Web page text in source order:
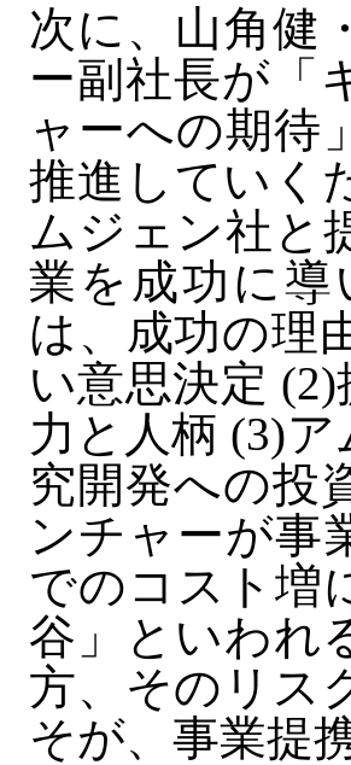
次に、山角健
ー副社長が「
ャーへの期待
推進していく
ムジェン社と
業を成功に
は、成功の理
い意思決定
力と人柄 (3)
究開発への
ンチャーが事
でのコスト増
谷」といわれ
方、そのリス
そが、事業提